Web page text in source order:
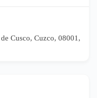
Cusco, Cuzco, 08001,